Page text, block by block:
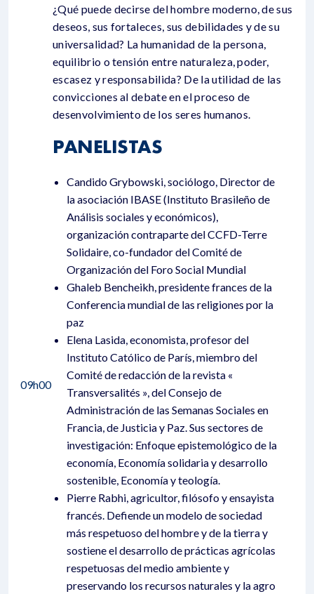
09h00
¿Qué puede decirse del hombre moderno, de sus
deseos, sus fortaleces, sus debilidades y de su
universalidad? La humanidad de la persona,
equilibrio o tensión entre naturaleza, poder,
escasez y responsabilida? De la utilidad de las
convicciones al debate en el proceso de
desenvolvimiento de los seres humanos.
PANELISTAS
Candido Grybowski, sociólogo, Director de
la asociación IBASE (Instituto Brasileño de
Análisis sociales y económicos),
organización contraparte del CCFD-Terre
Solidaire, co-fundador del Comité de
Organización del Foro Social Mundial
Ghaleb Bencheikh, presidente frances de la
Conferencia mundial de las religiones por la
paz
Elena Lasida, economista, profesor del
Instituto Católico de París, miembro del
Comité de redacción de la revista «
Transversalités », del Consejo de
Administración de las Semanas Sociales en
Francia, de Justicia y Paz. Sus sectores de
investigación: Enfoque epistemológico de la
economía, Economía solidaria y desarrollo
sostenible, Economía y teología.
Pierre Rabhi, agricultor, filósofo y ensayista
francés. Defiende un modelo de sociedad
más respetuoso del hombre y de la tierra y
sostiene el desarrollo de prácticas agrícolas
respetuosas del medio ambiente y
preservando los recursos naturales y la agro